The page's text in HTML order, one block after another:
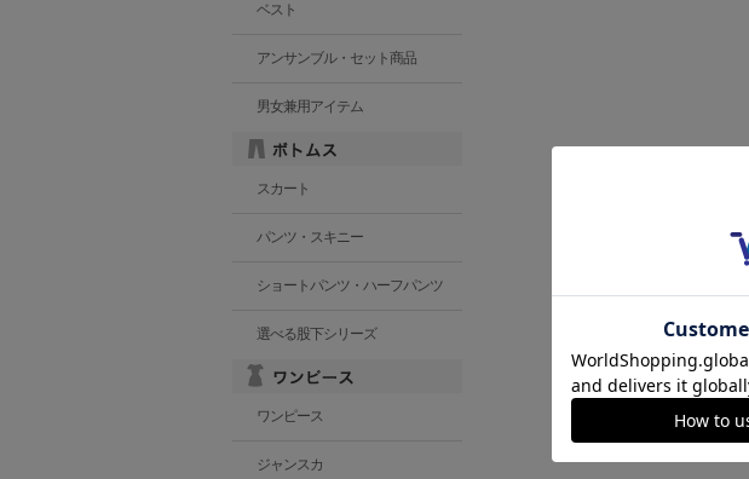
ベスト
アンサンブル・セット商品
男女兼用アイテム
スカート
パンツ・スキニー
ショートパンツ・ハーフパンツ
選べる股下シリーズ
ワンピース
ジャンスカ